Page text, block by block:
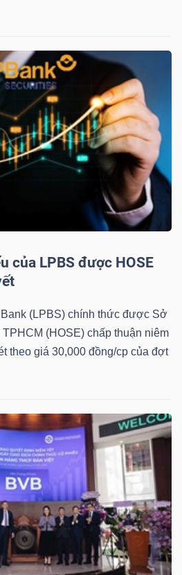
của LPBS được HOSE
(LPBS) chính thức được Sở
(HOSE) chấp thuận niêm
theo giá 30,000 đồng/cp của đợt